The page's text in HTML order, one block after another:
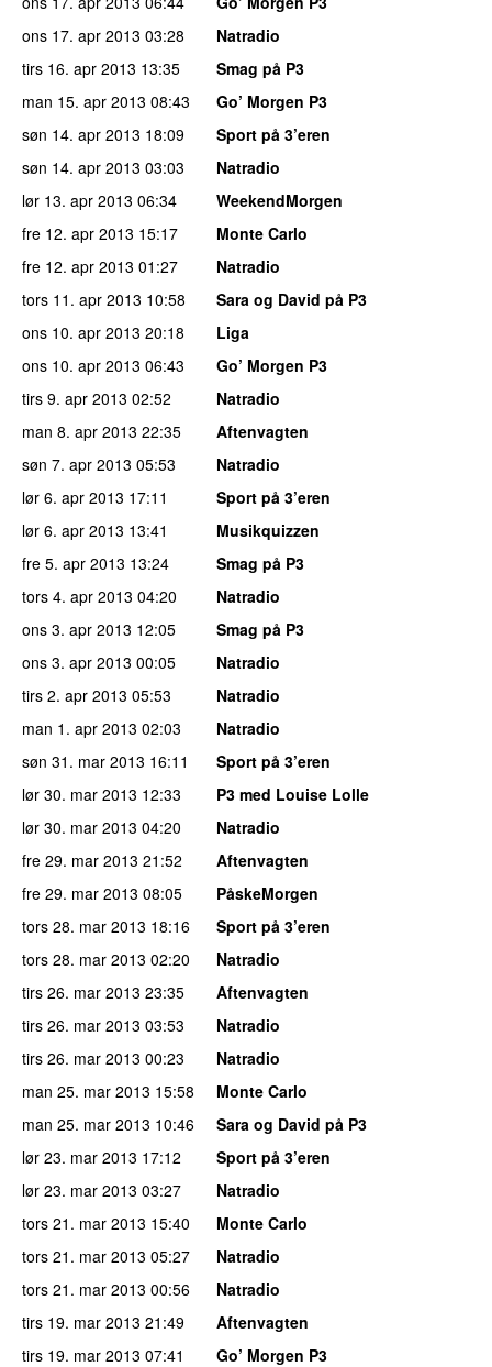
ons 17. apr 2013 03:28
Natradio
tirs 16. apr 2013 13:35
Smag på P3
man 15. apr 2013 08:43
Go’ Morgen P3
søn 14. apr 2013 18:09
Sport på 3’eren
søn 14. apr 2013 03:03
Natradio
lør 13. apr 2013 06:34
WeekendMorgen
fre 12. apr 2013 15:17
Monte Carlo
fre 12. apr 2013 01:27
Natradio
tors 11. apr 2013 10:58
Sara og David på P3
ons 10. apr 2013 20:18
Liga
ons 10. apr 2013 06:43
Go’ Morgen P3
tirs 9. apr 2013 02:52
Natradio
man 8. apr 2013 22:35
Aftenvagten
søn 7. apr 2013 05:53
Natradio
lør 6. apr 2013 17:11
Sport på 3’eren
lør 6. apr 2013 13:41
Musikquizzen
fre 5. apr 2013 13:24
Smag på P3
tors 4. apr 2013 04:20
Natradio
ons 3. apr 2013 12:05
Smag på P3
ons 3. apr 2013 00:05
Natradio
tirs 2. apr 2013 05:53
Natradio
man 1. apr 2013 02:03
Natradio
søn 31. mar 2013 16:11
Sport på 3’eren
lør 30. mar 2013 12:33
P3 med Louise Lolle
lør 30. mar 2013 04:20
Natradio
fre 29. mar 2013 21:52
Aftenvagten
fre 29. mar 2013 08:05
PåskeMorgen
tors 28. mar 2013 18:16
Sport på 3’eren
tors 28. mar 2013 02:20
Natradio
tirs 26. mar 2013 23:35
Aftenvagten
tirs 26. mar 2013 03:53
Natradio
tirs 26. mar 2013 00:23
Natradio
man 25. mar 2013 15:58
Monte Carlo
man 25. mar 2013 10:46
Sara og David på P3
lør 23. mar 2013 17:12
Sport på 3’eren
lør 23. mar 2013 03:27
Natradio
tors 21. mar 2013 15:40
Monte Carlo
tors 21. mar 2013 05:27
Natradio
tors 21. mar 2013 00:56
Natradio
tirs 19. mar 2013 21:49
Aftenvagten
tirs 19. mar 2013 07:41
Go’ Morgen P3